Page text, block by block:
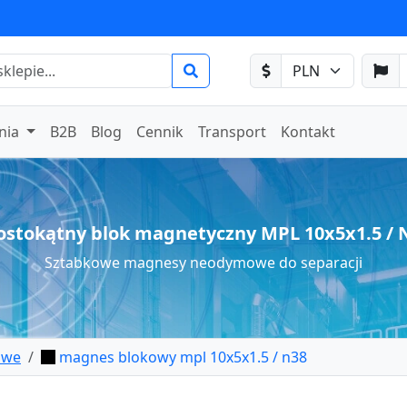
B2B Blog Cennik Transport Kontakt
blok magnetyczny MPL 10x5x1.5 /
Sztabkowe magnesy neodymowe do separacji
magnes blokowy mpl 10x5x1.5 / n38